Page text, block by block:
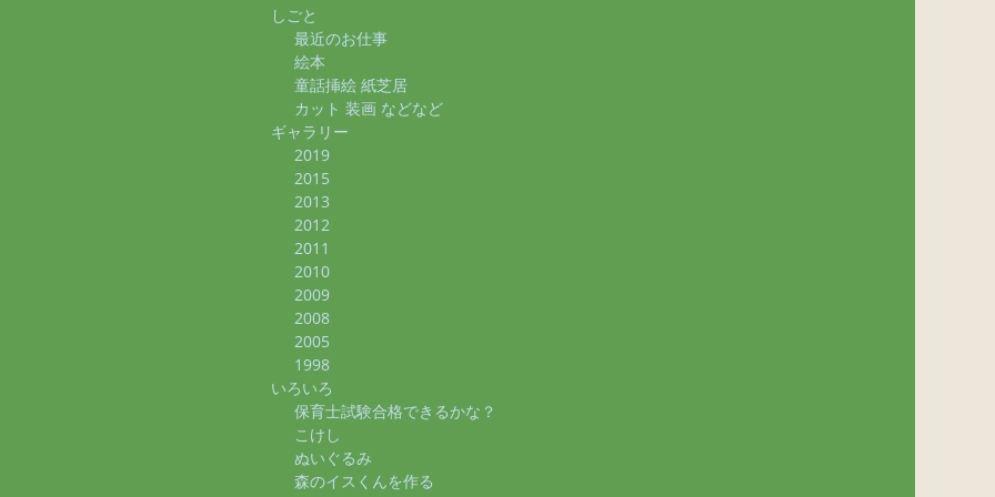
しごと
最近のお仕事
絵本
童話挿絵 紙芝居
カット 装画 などなど
ギャラリー
2019
2015
2013
2012
2011
2010
2009
2008
2005
1998
いろいろ
保育士試験合格できるかな？
こけし
ぬいぐるみ
森のイスくんを作る